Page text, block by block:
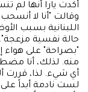
أكّدت يارا أنّها لم
وقالت "أنا لا
اللبنانية بسبب
حالة نفسية مزعجة".
"بصراحة" على هواء
منه. لذلك، أنا
أي شيء. لذا، قررت
لست نادمة أبداً